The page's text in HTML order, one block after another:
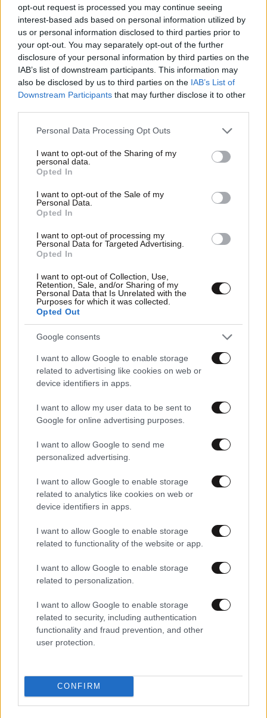
opt-out request is processed you may continue seeing
interest-based ads based on personal information utilized by
us or personal information disclosed to third parties prior to
your opt-out. You may separately opt-out of the further
disclosure of your personal information by third parties on the
IAB’s list of downstream participants. This information may
also be disclosed by us to third parties on the IAB’s List of
Downstream Participants that may further disclose it to other
Please note that this website/app uses one or more Google
not limited to your visit or usage behaviour. You may click to
grant or deny consent to Google and its third-party tags to
use your data for below specified purposes in below Google
consent section.
Personal Data Processing Opt Outs
I want to opt-out of the Sharing of my
personal data.
Opted In
I want to opt-out of the Sale of my
Personal Data.
Opted In
I want to opt-out of processing my
Personal Data for Targeted Advertising.
Opted In
I want to opt-out of Collection, Use,
Retention, Sale, and/or Sharing of my
Personal Data that Is Unrelated with the
Purposes for which it was collected.
Opted Out
Google consents
I want to allow Google to enable storage
related to advertising like cookies on web or
device identifiers in apps.
I want to allow my user data to be sent to
Google for online advertising purposes.
I want to allow Google to send me
personalized advertising.
I want to allow Google to enable storage
related to analytics like cookies on web or
device identifiers in apps.
I want to allow Google to enable storage
related to functionality of the website or app.
I want to allow Google to enable storage
related to personalization.
I want to allow Google to enable storage
related to security, including authentication
functionality and fraud prevention, and other
user protection.
CONFIRM
12·03·2026 00:09
Σαν σήμερα 12 Μαρτίου: Ο πρώτος θάνατος από COVID-
19 στην Ελλάδα
11·03·2026 22:20
Πού «γεννήθηκε» τελικά ο κορωνοϊός; Μια νέα μελέτη
φέρνει στο φως ανατρεπτικά στοιχεία
ΑΔΕΔΥ: Έλλειψη rapid tests για γρίπη τύπου Α και Β στα
κέντρα υγείας – Αναγκαία η άμεση διάθεση